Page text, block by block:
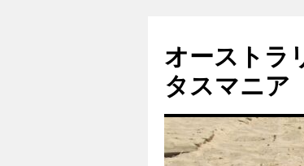
テ
ン
ツ
へ
キ
ッ
プ
オーストラ
タスマニア